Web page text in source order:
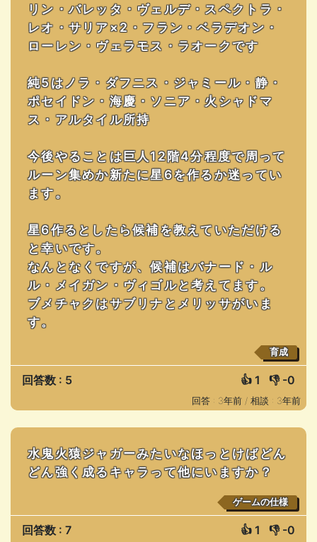
リン・バレッタ・ヴェルデ・スペクトラ・
レオ・サリア×2・フラン・ベラデオン・
ローレン・ヴェラモス・ラオークです
純5はノラ・ダフニス・ジャミール・静・
ポセイドン・海慶・ソニア・火シャドマ
ス・アルタイル所持
今後やることは巨人12階4分程度で周って
ルーン集めか新たに星6を作るか迷ってい
ます。
星6作るとしたら候補を教えていただける
と幸いです。
なんとなくですが、候補はバナード・ル
ル・メイガン・ヴィゴルと考えてます。
ブメチャクはサブリナとメリッサがいま
す。
育成
回答数 : 5 👍 1 👎 -0
回答 : 3年前 / 相談 : 3年前
水鬼火猿ジャガーみたいなほっとけばどん
どん強く成るキャラって他にいますか？
ゲームの仕様
回答数 : 7 👍 1 👎 -0